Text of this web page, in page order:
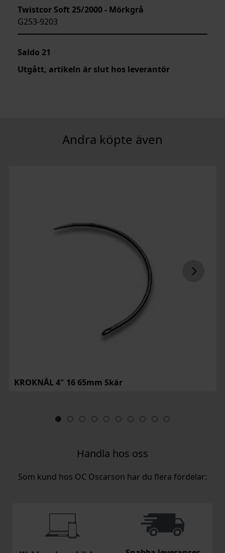
Twistcor Soft 25/2000 - Mörkgrå
G253-9203
Saldo 21
Utgått, artikeln är slut hos leverantör
KROKNÅL 4" 16 65mm Skär
Handla hos oss
Som kund hos OC Oscarson har du flera fördelar: